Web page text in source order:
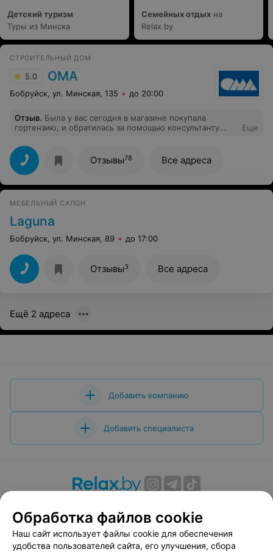
Детский туризм
Туры из Минска
Семейных отдых на
Relax.by
СТРОИТЕЛЬНЫЙ ДОМ
5.0 ОМА
Бобруйск, ул. Минская, 135 до 20:00
Отзыв. Была у вас сегодня в магазине покупала
гортензию, и обратилась за помощью консультанту
и все объяснил. Очень благодарна что есть такие
сотрудники. Надеюсь у него достойная зарплата.
Еще
Отзывы78 Все адреса
МЕБЕЛЬНЫЙ САЛОН
Laguna
Бобруйск, ул. Минская, 89 до 17:00
Отзывы3 Все адреса
Ещё 2 адреса
Добавить компанию
Добавить специалиста
Вакансии
Публичный договор
Способы оплаты
Публичный договор по использованию сервиса
«Афиша»
Обработка файлов cookie
Наш сайт использует файлы cookie для обеспечения
удобства пользователей сайта, его улучшения, сбора